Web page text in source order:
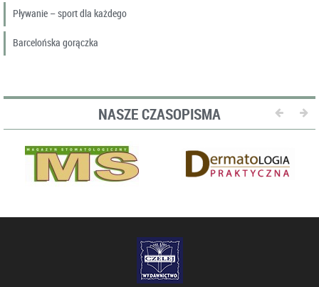
Pływanie – sport dla każdego
Barcelońska gorączka
NASZE CZASOPISMA